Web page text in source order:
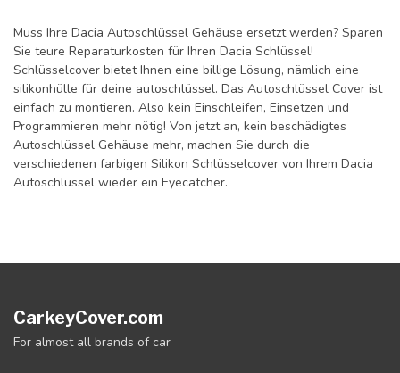
Muss Ihre Dacia Autoschlüssel Gehäuse ersetzt werden? Sparen
Sie teure Reparaturkosten für Ihren Dacia Schlüssel!
Schlüsselcover bietet Ihnen eine billige Lösung, nämlich eine
silikonhülle für deine autoschlüssel. Das Autoschlüssel Cover ist
einfach zu montieren. Also kein Einschleifen, Einsetzen und
Programmieren mehr nötig! Von jetzt an, kein beschädigtes
Autoschlüssel Gehäuse mehr, machen Sie durch die
verschiedenen farbigen Silikon Schlüsselcover von Ihrem Dacia
Autoschlüssel wieder ein Eyecatcher.
CarkeyCover.com
For almost all brands of car